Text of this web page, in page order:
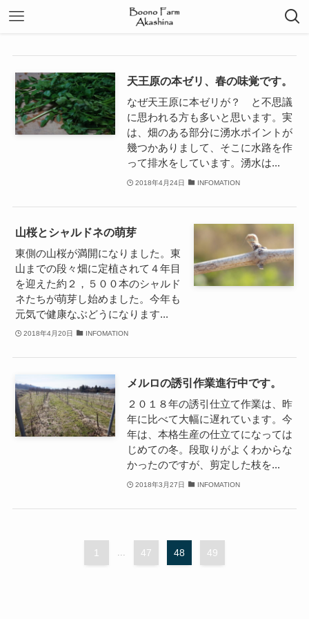
天王原の本ゼリ、春の味覚です。
なぜ天王原に本ゼリが？ と不思議
に思われる方も多いと思います。実
は、畑のある部分に湧水ポイントが
幾つかありまして、そこに水路を作
って排水をしています。湧水は...
2018年4月24日 INFOMATION
山桜とシャルドネの萌芽
東側の山桜が満開になりました。東
山までの段々畑に定植されて４年目
を迎えた約２，５００本のシャルド
ネたちが萌芽し始めました。今年も
元気で健康なぶどうになります...
2018年4月20日 INFOMATION
メルロの誘引作業進行中です。
２０１８年の誘引仕立て作業は、昨
年に比べて大幅に遅れています。今
年は、本格生産の仕立てになっては
じめての冬。段取りがよくわからな
かったのですが、剪定した枝を...
2018年3月27日 INFOMATION
1 47 48 49